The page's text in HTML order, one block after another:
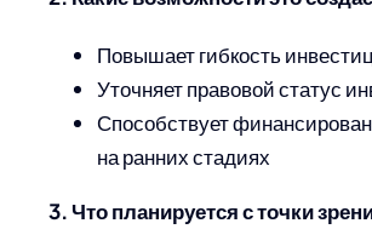
Повышает гибкость
Уточняет правовой статус
Способствует
на ранних стадиях
3. Что планируется с точки